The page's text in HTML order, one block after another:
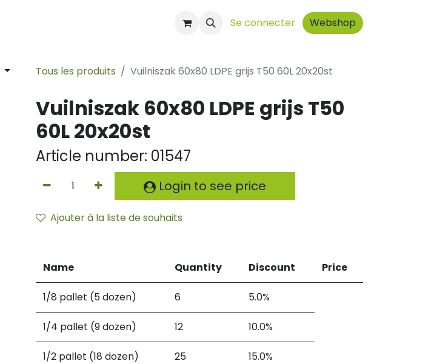
Se connecter Webshop
Tous les produits Vuilniszak 60x80 LDPE grijs T50 60L 20x20st
Vuilniszak 60x80 LDPE grijs T50
60L 20x20st
Article number: 01547
Login to see price
Ajouter à la liste de souhaits
Name Quantity Discount Price
1/8 pallet (5 dozen) 6 5.0%
1/4 pallet (9 dozen) 12 10.0%
1/2 pallet (18 dozen) 25 15.0%